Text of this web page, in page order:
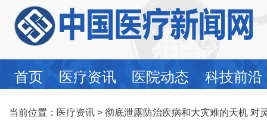
首页 医疗资讯 医院动态 科技前沿
当前位置： 医疗资讯 > 彻底泄露防治疾病和大灾难的天机 对